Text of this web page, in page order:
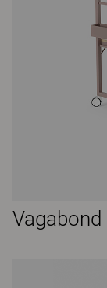
Vagabond